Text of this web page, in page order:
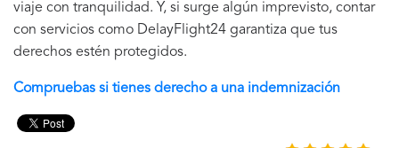
viaje con tranquilidad. Y, si surge algún imprevisto, contar
con servicios como DelayFlight24 garantiza que tus
derechos estén protegidos.
Compruebas si tienes derecho a una indemnización